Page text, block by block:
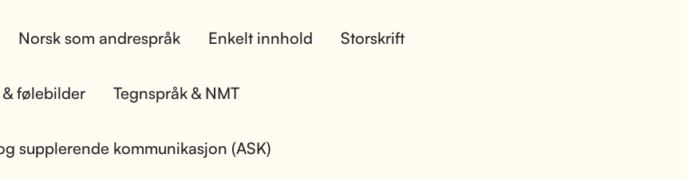
Norsk som andrespråk Enkelt innhold Storskrift
følebilder Tegnspråk & NMT
supplerende kommunikasjon (ASK)